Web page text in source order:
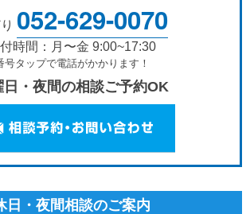
052-629-0070
時間：月〜金 9:00~17:30
号タップで電話がかかります！
日・夜間の相談ご予約OK
日・夜間相談のご案内